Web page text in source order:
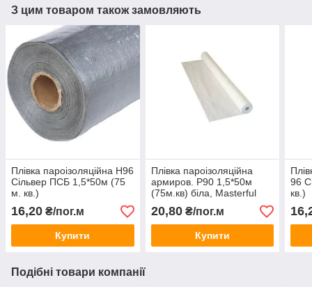
З цим товаром також замовляють
Плівка пароізоляційна H96
Сільвер ПСБ 1,5*50м (75
м. кв.)
16,20 ₴/пог.м
Купити
Плівка пароізоляційна
армиров. Р90 1,5*50м
(75м.кв) біла, Masterful
20,80₴/пог.м
Купити
96
кв.)
Подібні товари компанії